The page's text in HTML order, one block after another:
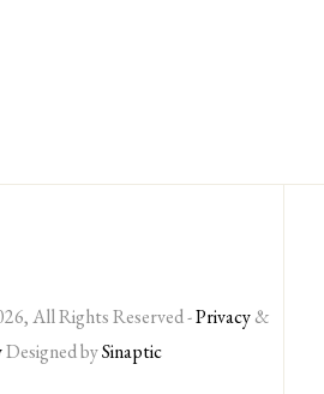
All Rights Reserved -Privacy&
Designed bySinaptic